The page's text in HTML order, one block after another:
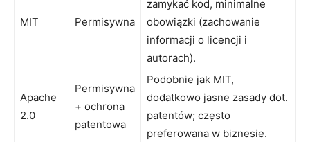
MIT Permisywna
zamykać kod, minimalne
obowiązki (zachowanie
informacji o licencji i
autorach).
Apache
2.0
Permisywna
+ ochrona
patentowa
Podobnie jak MIT,
dodatkowo jasne zasady dot.
patentów; często
preferowana w biznesie.